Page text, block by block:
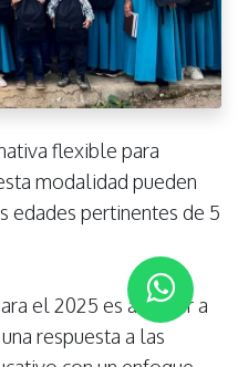
flexible para
modalidad pueden
edades pertinentes de 5
el 2025 es atender a
respuesta a las